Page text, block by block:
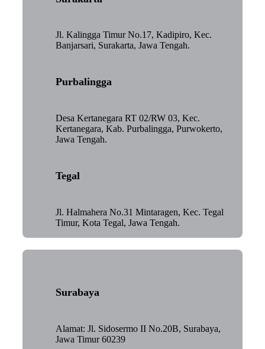
Jl. Kalingga Timur No.17, Kadipiro, Kec.
Banjarsari, Surakarta, Jawa Tengah.
Purbalingga
Desa Kertanegara RT 02/RW 03, Kec.
Kertanegara, Kab. Purbalingga, Purwokerto,
Jawa Tengah.
Tegal
Jl. Halmahera No.31 Mintaragen, Kec. Tegal
Timur, Kota Tegal, Jawa Tengah.
Surabaya
Alamat: Jl. Sidosermo II No.20B, Surabaya,
Jawa Timur 60239